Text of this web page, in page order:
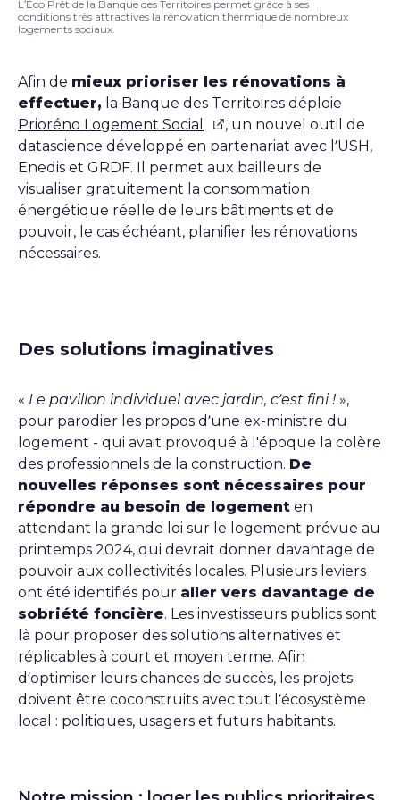
L’Éco Prêt de la Banque des Territoires permet grâce à ses
conditions très attractives la rénovation thermique de nombreux
logements sociaux.
Afin de mieux prioriser les rénovations à
effectuer, la Banque des Territoires déploie
Prioréno Logement Social
, un nouvel outil de
datascience développé en partenariat avec l’USH,
Enedis et GRDF. Il permet aux bailleurs de
visualiser gratuitement la consommation
énergétique réelle de leurs bâtiments et de
pouvoir, le cas échéant, planifier les rénovations
nécessaires.
Des solutions imaginatives
« Le pavillon individuel avec jardin, c’est fini ! »,
pour parodier les propos d’une ex-ministre du
logement - qui avait provoqué à l'époque la colère
des professionnels de la construction. De
nouvelles réponses sont nécessaires pour
répondre au besoin de logement en
attendant la grande loi sur le logement prévue au
printemps 2024, qui devrait donner davantage de
pouvoir aux collectivités locales. Plusieurs leviers
ont été identifiés pour aller vers davantage de
sobriété foncière. Les investisseurs publics sont
là pour proposer des solutions alternatives et
réplicables à court et moyen terme. Afin
d’optimiser leurs chances de succès, les projets
doivent être coconstruits avec tout l’écosystème
local : politiques, usagers et futurs habitants.